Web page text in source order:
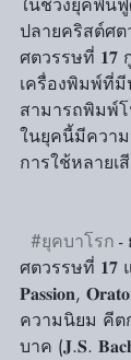
ในช่วงยุคฟื้น
ปลายคริสต์ศ
ศตวรรษที่ 𝟏𝟕
เครื่องพิมพ์ที่
สามารถพิมพ์
ในยุคนี้มีควา
การใช้หลายเ
#ยุคบาโรก -
ศตวรรษที่ 𝟏𝟕
𝐏𝐚𝐬𝐬𝐢𝐨𝐧,
ความนิยม คีต
บาค (𝐉.𝐒.